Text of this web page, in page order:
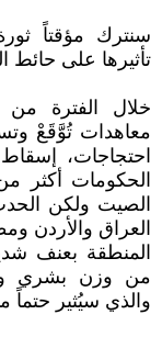
تأثيرها على حائط
معاهدات تُوَّقَعْ
احتجاجات،
الحكومات أكثر
الصيت ولكن
العراق والأردن
المنطقة بعنف
من وزن بشري
والذي سيُثير